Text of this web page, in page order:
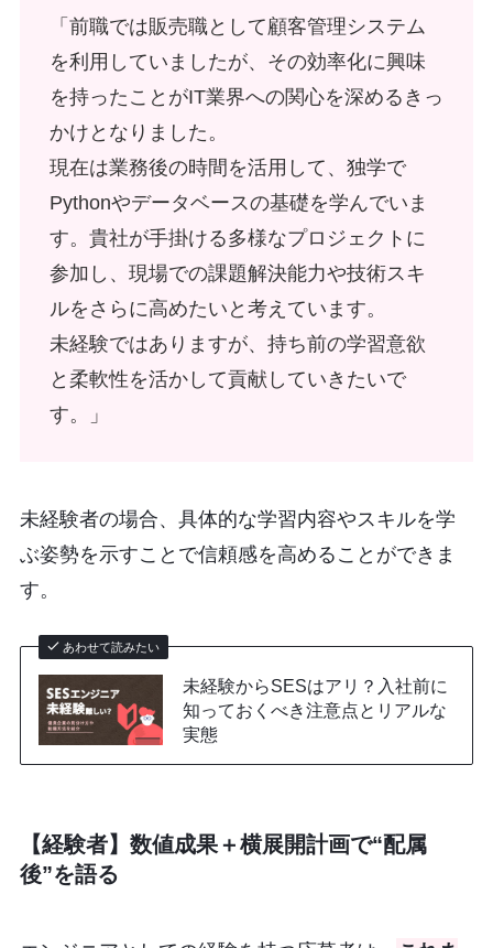
「前職では販売職として顧客管理システム
を利用していましたが、その効率化に興味
を持ったことがIT業界への関心を深めるきっ
かけとなりました。
現在は業務後の時間を活用して、独学で
Pythonやデータベースの基礎を学んでいま
す。貴社が手掛ける多様なプロジェクトに
参加し、現場での課題解決能力や技術スキ
ルをさらに高めたいと考えています。
未経験ではありますが、持ち前の学習意欲
と柔軟性を活かして貢献していきたいで
す。」
未経験者の場合、具体的な学習内容やスキルを学
ぶ姿勢を示すことで信頼感を高めることができま
す。
あわせて読みたい
未経験からSESはアリ？入社前に
知っておくべき注意点とリアルな
実態
【経験者】数値成果＋横展開計画で“配属
後”を語る